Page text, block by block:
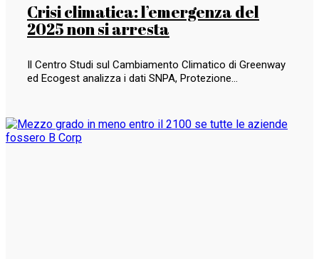
Crisi climatica: l’emergenza del
2025 non si arresta
Il Centro Studi sul Cambiamento Climatico di Greenway
ed Ecogest analizza i dati SNPA, Protezione…